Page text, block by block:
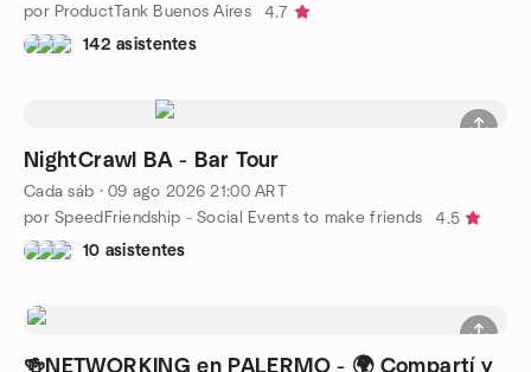
por ProductTank Buenos Aires
4.7
142 asistentes
NightCrawl BA - Bar Tour
Cada sáb ·09 ago 2026 21:00 ART
por SpeedFriendship - Social Events to make friends
4.5
10 asistentes
🍻NETWORKING en PALERMO - 🌍 Compartí y